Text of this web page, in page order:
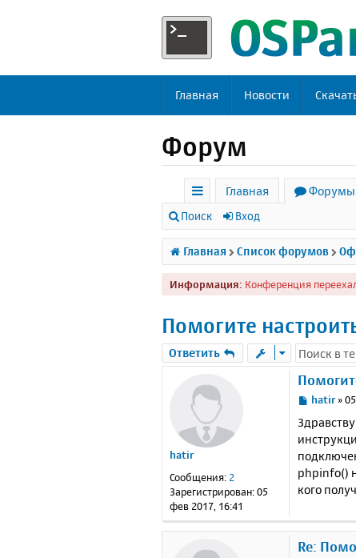
Главная Новости
Форум
с
ы
л
к
Главная
Форумы
Поиск Вход
Главная Список форумов
Информация: Конференция
Помогите
Ответить
hatir
Сообщения: 2
Зарегистрирован:05
фев 2017, 16:41
С
о
б
щ
е
н
hatir»
phpinfo()
кого
Re: